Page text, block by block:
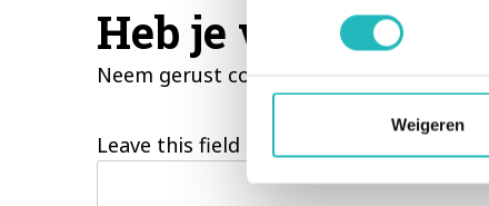
Weigeren
Heb je vragen of
Neem gerust contact met ons op!
Leave this field blank